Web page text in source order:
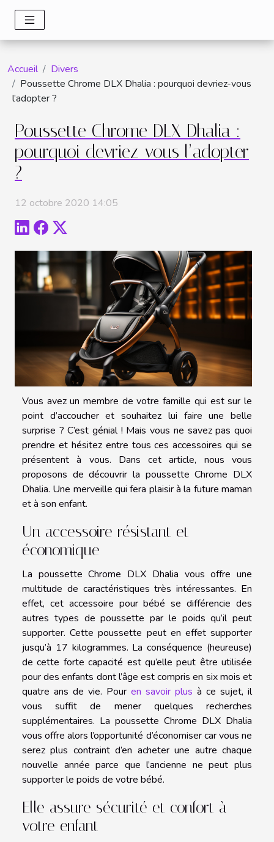
Accueil
Divers
Poussette Chrome DLX Dhalia : pourquoi devriez-vous
l’adopter ?
Poussette Chrome DLX Dhalia :
pourquoi devriez-vous l’adopter
?
12 octobre 2020 14:05
Vous avez un membre de votre famille qui est sur le
point d’accoucher et souhaitez lui faire une belle
surprise ? C’est génial ! Mais vous ne savez pas quoi
prendre et hésitez entre tous ces accessoires qui se
présentent à vous. Dans cet article, nous vous
proposons de découvrir la poussette Chrome DLX
Dhalia. Une merveille qui fera plaisir à la future maman
et à son enfant.
Un accessoire résistant et
économique
La poussette Chrome DLX Dhalia vous offre une
multitude de caractéristiques très intéressantes. En
effet, cet accessoire pour bébé se différencie des
autres types de poussette par le poids qu’il peut
supporter. Cette poussette peut en effet supporter
jusqu’à 17 kilogrammes. La conséquence (heureuse)
de cette forte capacité est qu’elle peut être utilisée
pour des enfants dont l’âge est compris en six mois et
quatre ans de vie. Pour en savoir plus à ce sujet, il
vous suffit de mener quelques recherches
supplémentaires. La poussette Chrome DLX Dhalia
vous offre alors l’opportunité d’économiser car vous ne
serez plus contraint d’en acheter une autre chaque
nouvelle année parce que l’ancienne ne peut plus
supporter le poids de votre bébé.
Elle assure sécurité et confort à
votre enfant